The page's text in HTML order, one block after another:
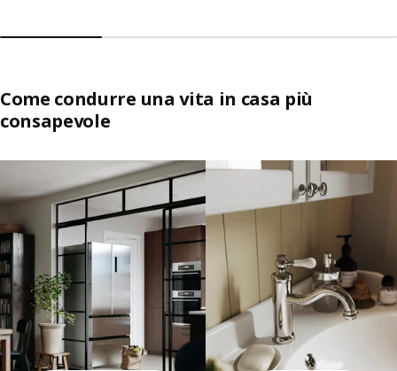
Come condurre una vita in casa più
consapevole